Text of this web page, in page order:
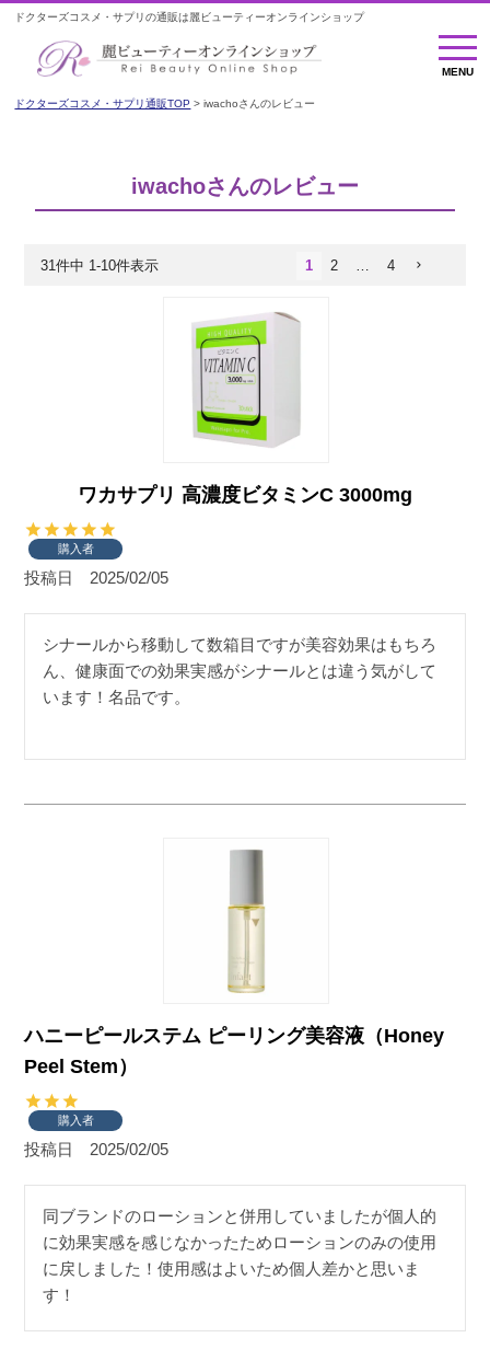
ドクターズコスメ・サプリの通販は麗ビューティーオンラインショップ
MENU
MENU
ドクターズコスメ・サプリ通販TOP iwachoさんのレビュー
iwachoさんのレビュー
31件中 1-10件表示 1 2 … 4
ワカサプリ 高濃度ビタミンC 3000mg
購入者
投稿日 2025/02/05
シナールから移動して数箱目ですが美容効果はもちろ
ん、健康面での効果実感がシナールとは違う気がして
います！名品です。
ハニーピールステム ピーリング美容液（Honey
Peel Stem）
購入者
投稿日 2025/02/05
同ブランドのローションと併用していましたが個人的
に効果実感を感じなかったためローションのみの使用
に戻しました！使用感はよいため個人差かと思いま
す！